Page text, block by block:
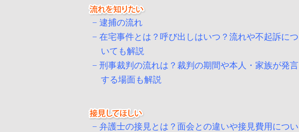
逮捕の流れ
在宅事件とは？呼び出しはいつ？流れや不起訴につ
いても解説
刑事裁判の流れは？裁判の期間や本人・家族が発言
する場面も解説
弁護士の接見とは？面会との違いや接見費用につい